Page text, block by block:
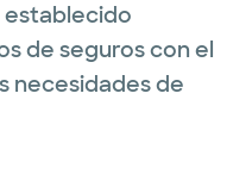
establecido
de seguros con el
necesidades de